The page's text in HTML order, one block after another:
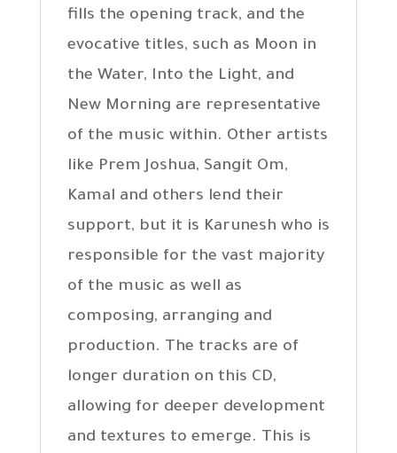
fills the opening track, and the
evocative titles, such as Moon in
the Water, Into the Light, and
New Morning are representative
of the music within. Other artists
like Prem Joshua, Sangit Om,
Kamal and others lend their
support, but it is Karunesh who is
responsible for the vast majority
of the music as well as
composing, arranging and
production. The tracks are of
longer duration on this CD,
allowing for deeper development
and textures to emerge. This is